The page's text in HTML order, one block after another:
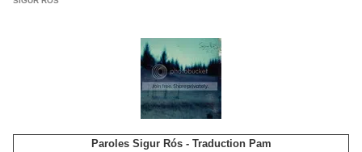
Paroles Sigur Rós - Traduction Pam